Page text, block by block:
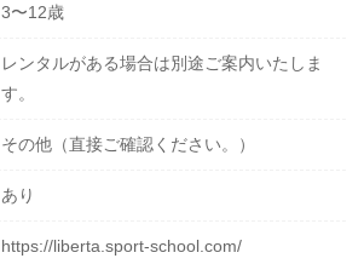
3〜12歳
レンタルがある場合は別途ご案内いたしま
す。
その他（直接ご確認ください。）
あり
https://liberta.sport-school.com/